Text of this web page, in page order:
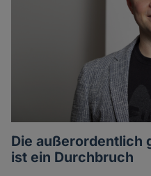
Die außerordentlich
ist ein Durchbruch